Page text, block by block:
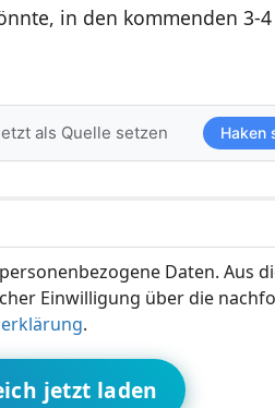
in den kommenden 3-4
als Quelle setzen Haken
Daten. Aus
Einwilligung über die
.
jetzt laden